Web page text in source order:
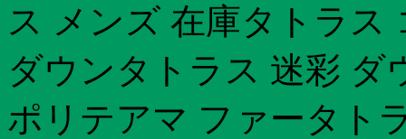
ス メンズ 在庫タトラス
ダウンタトラス 迷彩 ダ
ポリテアマ ファータト